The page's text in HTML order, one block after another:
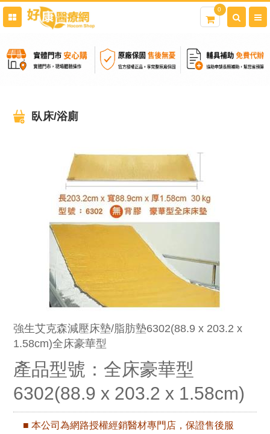
0
臥床/浴廁
強生艾克森減壓床墊/脂肪墊6302(88.9 x 203.2 x
1.58cm)全床豪華型
產品型號：全床豪華型
6302(88.9 x 203.2 x 1.58cm)
■ 本公司為網路授權經銷醫材專門店，保證售後服